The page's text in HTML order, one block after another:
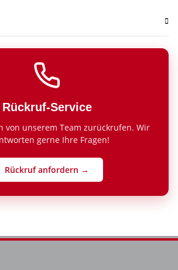
Rückruf-Service
von unserem Team zurückrufen. Wir
gerne Ihre Fragen!
Rückruf anfordern →